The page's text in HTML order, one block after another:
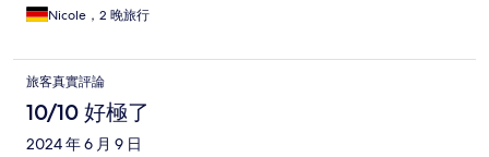
Nicole，2 晚旅行
旅客真實評論
10/10 好極了
2024 年 6 月 9 日